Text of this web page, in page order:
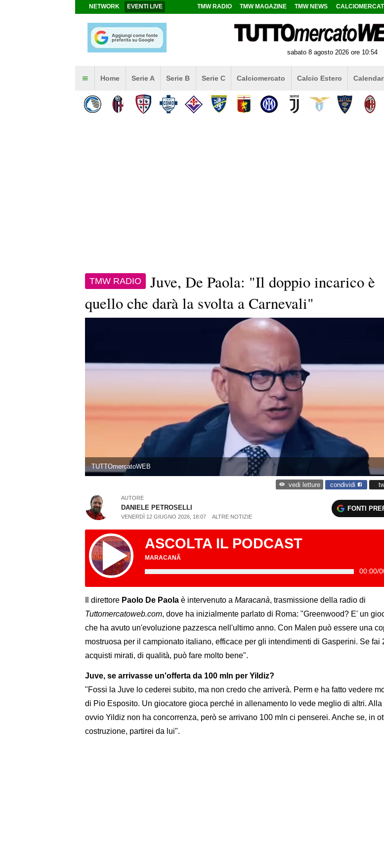
NETWORK EVENTI LIVE TMW RADIO TMW MAGAZINE TMW NEWS
sabato 8 agosto 2026 ore 10:54
Home Serie A Serie B Serie C Calciomercato Calcio Estero
TMW RADIO
Juve, De Paola: "Il doppio incarico è
quello che darà la svolta a Carnevali"
TUTTOmercatoWEB
vedi letture condividi
AUTORE
DANIELE PETROSELLI
VENERDÌ 12 GIUGNO 2026, 18:07 ALTRE NOTIZIE
FONTI
ASCOLTA IL PODCAST
MARACANÃ
00:00/
Il direttore Paolo De Paola è intervenuto a Maracanà, trasmissione della radio di
Tuttomercatoweb.com, dove ha inizialmente parlato di Roma: "Greenwood? E' un
che ha avuto un'evoluzione pazzesca nell'ultimo anno. Con Malen può essere una
mostruosa per il campionato italiano, efficace per gli intendimenti di Gasperini. Se fai
acquisti mirati, di qualità, può fare molto bene".
Juve, se arrivasse un'offerta da 100 mln per Yildiz?
"Fossi la Juve lo cederei subito, ma non credo che arriverà. Perm e ha fatto vedere
di Pio Esposito. Un giocatore gioca perché in allenamento lo vede meglio di altri. Alla
ovvio Yildiz non ha concorrenza, però se arrivano 100 mln ci penserei. Anche se, in
costruzione, partirei da lui".